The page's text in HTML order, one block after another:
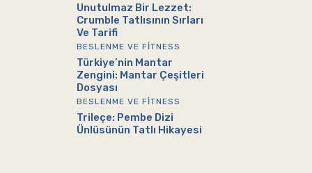
Unutulmaz Bir Lezzet:
Crumble Tatlısının Sırları
Ve Tarifi
BESLENME VE FITNESS
Türkiye’nin Mantar
Zengini: Mantar Çeşitleri
Dosyası
BESLENME VE FITNESS
Trileçe: Pembe Dizi
Ünlüsünün Tatlı Hikayesi